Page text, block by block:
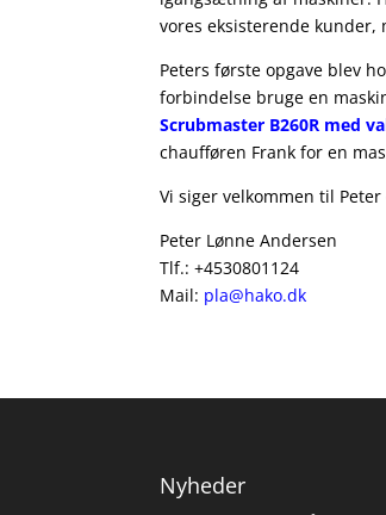
vores eksisterende
Peters første opgave blev
forbindelse bruge en
Scrubmaster B260R med
chaufføren Frank for en
Vi siger velkommen til
Peter Lønne Andersen
Tlf.: +4530801124
Mail: pla@hako.dk
Nyheder